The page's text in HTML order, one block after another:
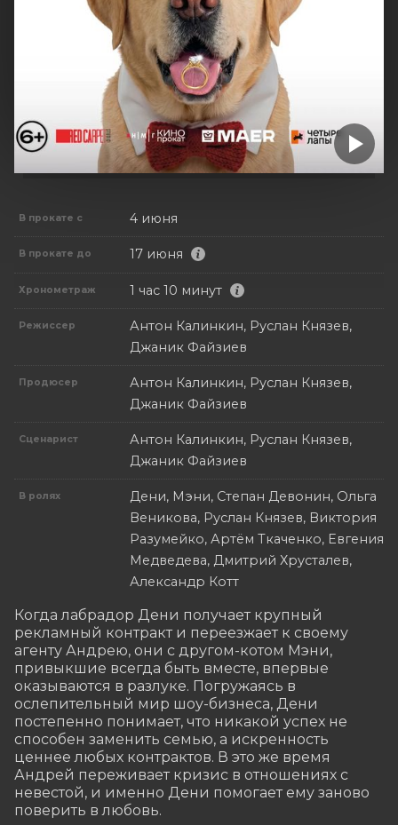
В прокате с 4 июня
В прокате до 17 июня
Хронометраж 1 час 10 минут
Режиссер
Антон Калинкин, Руслан Князев,
Джаник Файзиев
Продюсер
Антон Калинкин, Руслан Князев,
Джаник Файзиев
Сценарист
Антон Калинкин, Руслан Князев,
Джаник Файзиев
В ролях
Дени, Мэни, Степан Девонин, Ольга
Веникова, Руслан Князев, Виктория
Разумейко, Артём Ткаченко, Евгения
Медведева, Дмитрий Хрусталев,
Александр Котт
Когда лабрадор Дени получает крупный
рекламный контракт и переезжает к своему
агенту Андрею, они с другом-котом Мэни,
привыкшие всегда быть вместе, впервые
оказываются в разлуке. Погружаясь в
ослепительный мир шоу-бизнеса, Дени
постепенно понимает, что никакой успех не
способен заменить семью, а искренность
ценнее любых контрактов. В это же время
Андрей переживает кризис в отношениях с
невестой, и именно Дени помогает ему заново
поверить в любовь.